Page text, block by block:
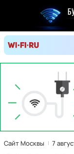
Сайт Москвы 7